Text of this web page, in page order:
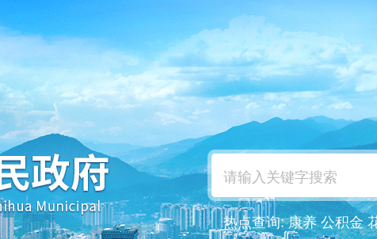
热点查询:康养 公积金